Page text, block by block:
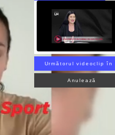
Următorul videoclip în
Anulează